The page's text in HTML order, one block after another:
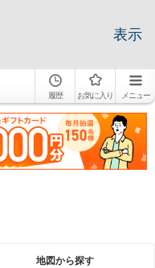
表示
履歴 お気に入り メニュー
地図から探す